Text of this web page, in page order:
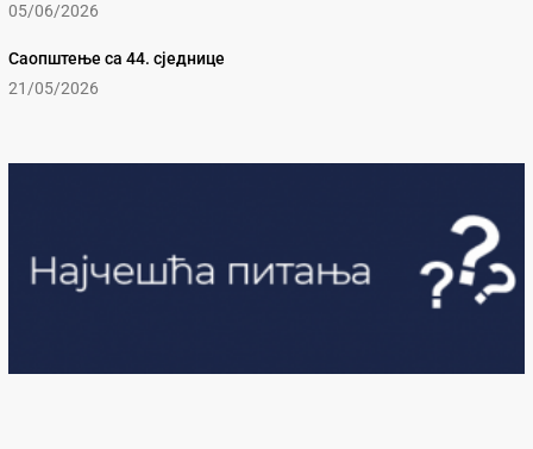
05/06/2026
Саопштење са 44. сједнице
21/05/2026